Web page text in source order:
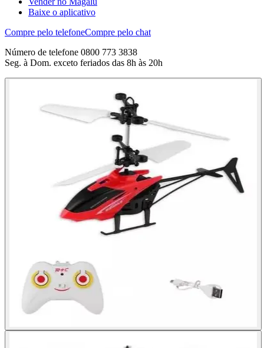
Baixe o aplicativo
Compre pelo telefoneCompre pelo chat
Número de telefone 0800 773 3838
Seg. à Dom. exceto feriados das 8h às 20h